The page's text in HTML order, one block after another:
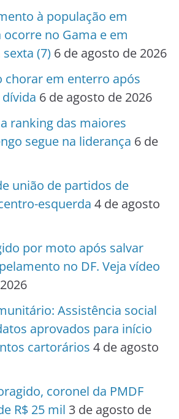
à população em
no Gama e em
(7) 6 de agosto de 2026
chorar em enterro após
6 de agosto de 2026
ranking das maiores
segue na liderança 6 de
união de partidos de
esquerda 4 de agosto
por moto após salvar
no DF. Veja vídeo
Assistência social
aprovados para início
cartorários 4 de agosto
coronel da PMDF
R$ 25 mil 3 de agosto de